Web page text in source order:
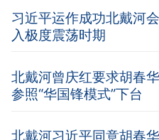
习近平运作成功北戴河
入极度震荡时期
北戴河曾庆红要求胡春
参照“华国锋模式”下台
北戴河习近平同意胡春